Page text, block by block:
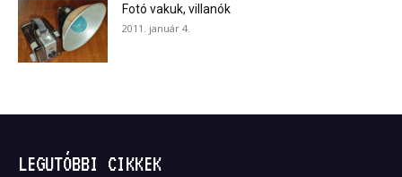
Fotó vakuk, villanók
2011. január 4.
LEGUTÓBBI CIKKEK